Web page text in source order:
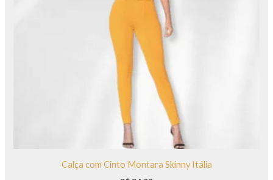
Calça com Cinto Montara Skinny Itália